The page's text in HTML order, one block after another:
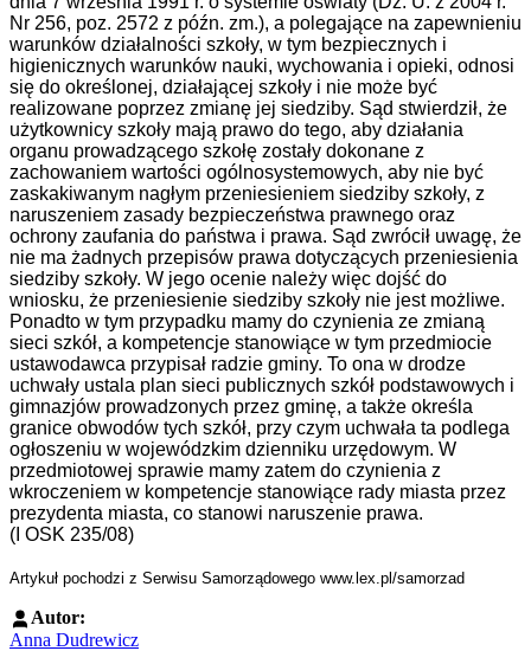
Nr 256, poz. 2572 z późn. zm.), a polegające na zapewnieniu
warunków działalności szkoły, w tym bezpiecznych i
higienicznych warunków nauki, wychowania i opieki, odnosi
się do określonej, działającej szkoły i nie może być
realizowane poprzez zmianę jej siedziby. Sąd stwierdził, że
użytkownicy szkoły mają prawo do tego, aby działania
organu prowadzącego szkołę zostały dokonane z
zachowaniem wartości ogólnosystemowych, aby nie być
zaskakiwanym nagłym przeniesieniem siedziby szkoły, z
naruszeniem zasady bezpieczeństwa prawnego oraz
ochrony zaufania do państwa i prawa. Sąd zwrócił uwagę, że
nie ma żadnych przepisów prawa dotyczących przeniesienia
siedziby szkoły. W jego ocenie należy więc dojść do
wniosku, że przeniesienie siedziby szkoły nie jest możliwe.
Ponadto w tym przypadku mamy do czynienia ze zmianą
sieci szkół, a kompetencje stanowiące w tym przedmiocie
ustawodawca przypisał radzie gminy. To ona w drodze
uchwały ustala plan sieci publicznych szkół podstawowych i
gimnazjów prowadzonych przez gminę, a także określa
granice obwodów tych szkół, przy czym uchwała ta podlega
ogłoszeniu w wojewódzkim dzienniku urzędowym. W
przedmiotowej sprawie mamy zatem do czynienia z
wkroczeniem w kompetencje stanowiące rady miasta przez
prezydenta miasta, co stanowi naruszenie prawa.
(I OSK 235/08)
Artykuł pochodzi z Serwisu Samorządowego www.lex.pl/samorzad
Autor:
Anna Dudrewicz